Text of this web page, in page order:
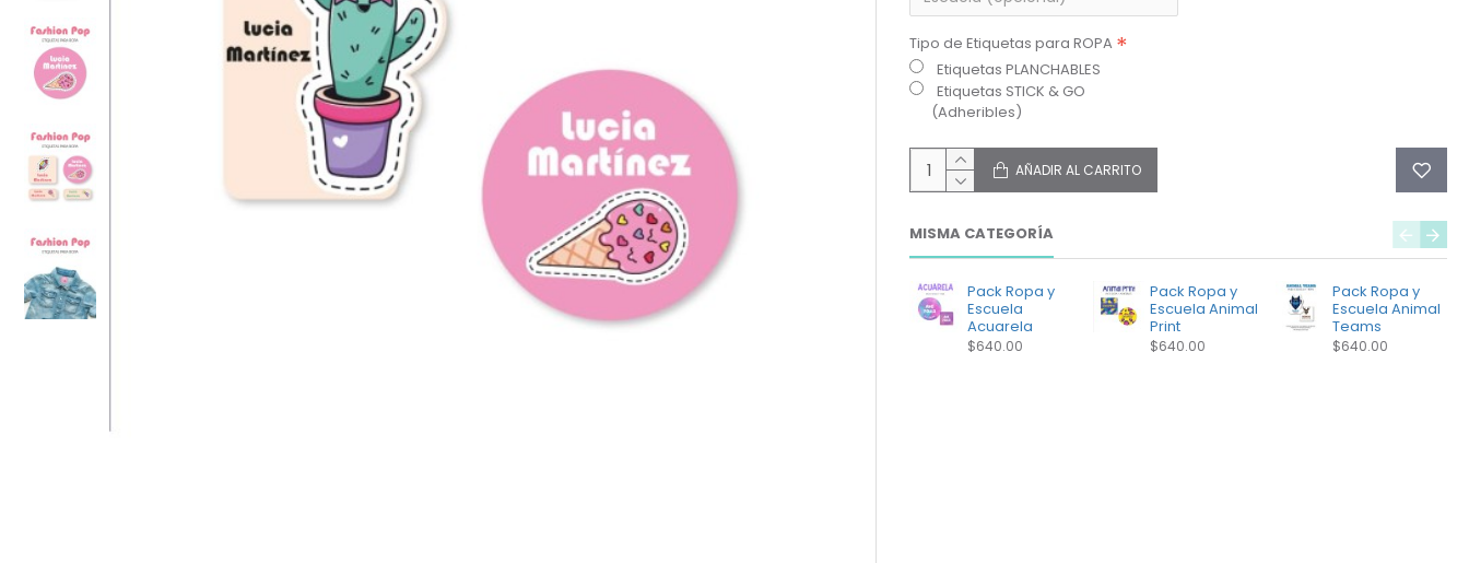
Tipo de Etiquetas para ROPA
Etiquetas PLANCHABLES
Etiquetas STICK & GO
(Adheribles)
AÑADIR AL CARRITO
MISMA CATEGORÍA
Pack Ropa y
Escuela
Acuarela
$640.00
Pack Ropa y
Escuela Animal
Print
$640.00
Pack Ropa y
Escuela Animal
Teams
$640.00